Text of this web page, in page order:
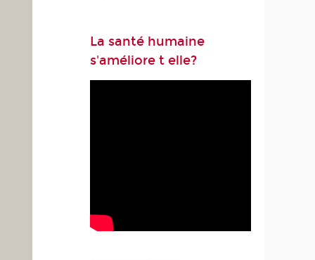
La santé humaine
s'améliore t elle?